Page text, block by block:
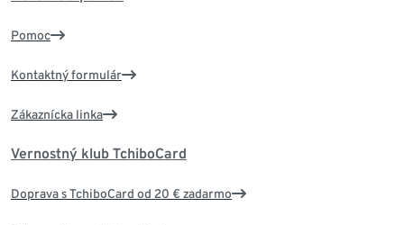
Pomoc
Kontaktný formulár
Zákaznícka linka
Vernostný klub TchiboCard
Doprava s TchiboCard od 20 € zadarmo